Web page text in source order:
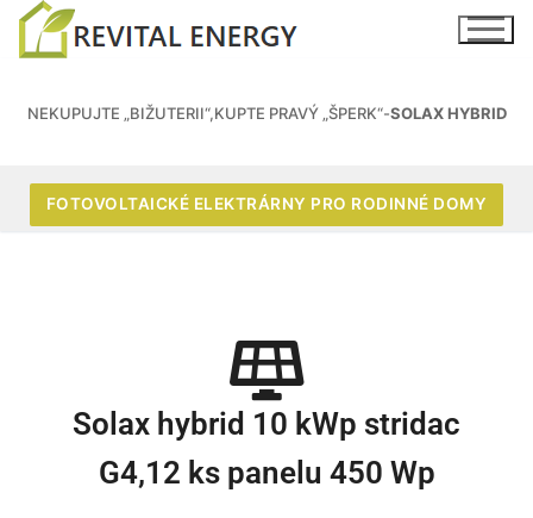
NEKUPUJTE „BIŽUTERII“,KUPTE PRAVÝ „ŠPERK“-SOLAX HYBRID
FOTOVOLTAICKÉ ELEKTRÁRNY PRO RODINNÉ DOMY
Solax hybrid 10 kWp stridac
G4,12 ks panelu 450 Wp